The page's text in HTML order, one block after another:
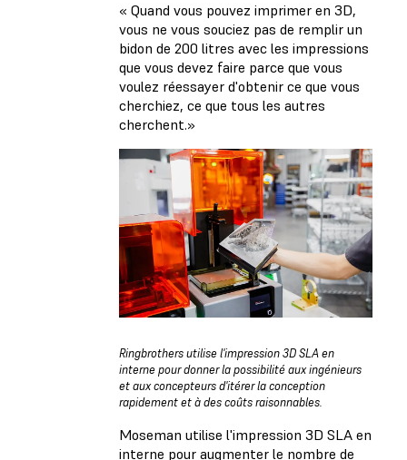
« Quand vous pouvez imprimer en 3D,
vous ne vous souciez pas de remplir un
bidon de 200 litres avec les impressions
que vous devez faire parce que vous
voulez réessayer d'obtenir ce que vous
cherchiez, ce que tous les autres
cherchent.»
Ringbrothers utilise l'impression 3D SLA en
interne pour donner la possibilité aux ingénieurs
et aux concepteurs d'itérer la conception
rapidement et à des coûts raisonnables.
Moseman utilise l'impression 3D SLA en
interne pour augmenter le nombre de